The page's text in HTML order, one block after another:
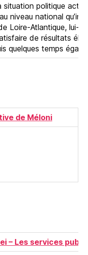
situation politique
niveau national
Loire-Atlantique, lui-
de résultats
quelques temps
de Méloni
– Les services